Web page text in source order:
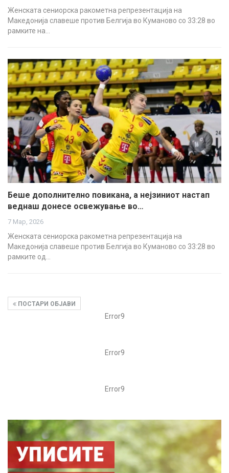
Женската сениорска ракометна репрезентација на
Македонија славеше против Белгија во Куманово со 33:28 во
рамките на…
Беше дополнително повикана, а нејзиниот настап
веднаш донесе освежување во…
7 Мар, 2026
Женската сениорска ракометна репрезентација на
Македонија славеше против Белгија во Куманово со 33:28 во
рамките од…
ПОСТАРИ ОБЈАВИ
Error9
Error9
Error9